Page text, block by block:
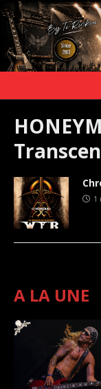
1
A LA UNE